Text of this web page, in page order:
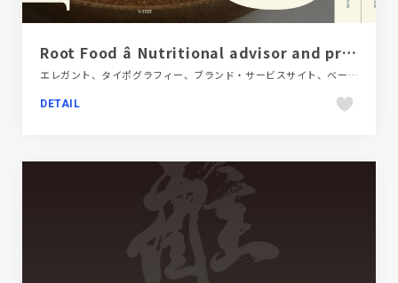
Root Food â Nutritional advisor and private chef service.
エレガント、タイポグラフィー、ブランド・サービスサイト、ベージュ・ゴールド系、モーション多め、大きめ写真、施設・店舗サイト、海外サイト、飲食店・グルメ・ウェディング
DETAIL